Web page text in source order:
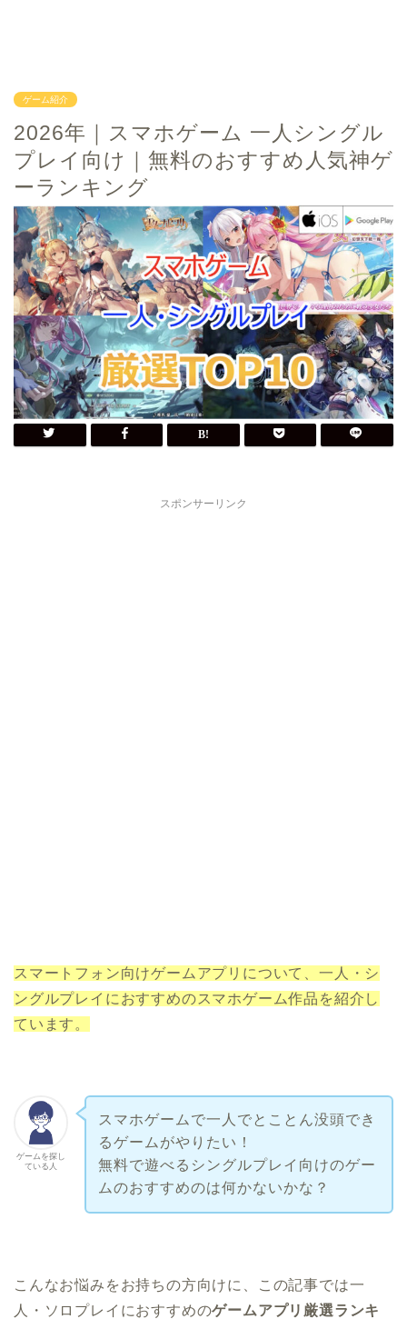
ゲーム紹介
2026年｜スマホゲーム 一人シングル
プレイ向け｜無料のおすすめ人気神ゲ
ーランキング
スポンサーリンク
スマートフォン向けゲームアプリについて、一人・シ
ングルプレイにおすすめのスマホゲーム作品を紹介し
ています。
ゲームを探し
ている人
スマホゲームで一人でとことん没頭でき
るゲームがやりたい！
無料で遊べるシングルプレイ向けのゲー
ムのおすすめのは何かないかな？
こんなお悩みをお持ちの方向けに、この記事では一
人・ソロプレイにおすすめのゲームアプリ 厳選ランキ